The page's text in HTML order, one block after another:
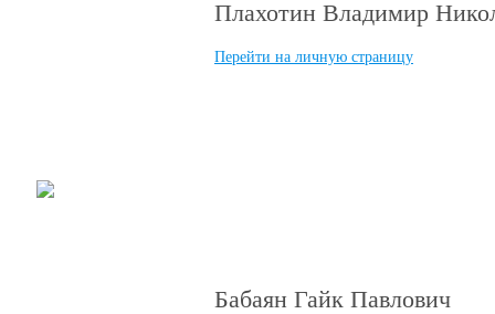
Плахотин Владимир
Перейти на личную страницу
Бабаян Гайк Павлович